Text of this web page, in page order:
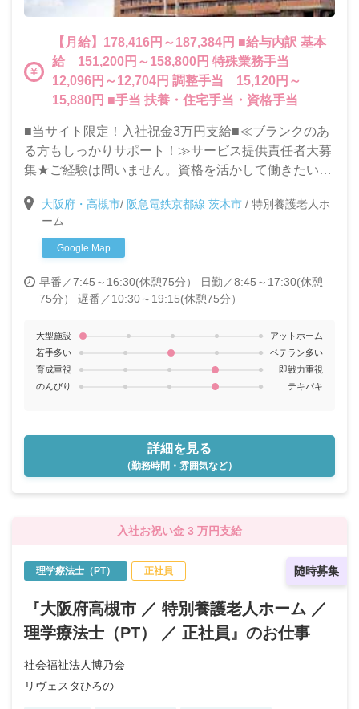
【月給】178,416円～187,384円 ■給与内訳 基本
給 151,200円～158,800円 特殊業務手当
12,096円～12,704円 調整手当 15,120円～
15,880円 ■手当 扶養・住宅手当・資格手当
■当サイト限定！入社祝金3万円支給■≪ブランクのあ
る方もしっかりサポート！≫サービス提供責任者大募
集★ご経験は問いません。資格を活かして働きたい
大阪府・高槻市/ 阪急電鉄京都線 茨木市 / 特別養護老人ホ
ーム
Google Map
早番／7:45～16:30(休憩75分）
日勤／8:45～17:30(休憩
75分）
遅番／10:30～19:15(休憩75分）
大型施設
アットホーム
若手多い
ベテラン多い
育成重視
即戦力重視
のんびり
テキパキ
詳細を見る
（勤務時間・雰囲気など）
入社お祝い金 3 万円支給
随時募集
理学療法士（PT） 正社員
『大阪府高槻市 ／ 特別養護老人ホーム ／
理学療法士（PT） ／ 正社員』のお仕事
社会福祉法人博乃会
リヴェスタひろの